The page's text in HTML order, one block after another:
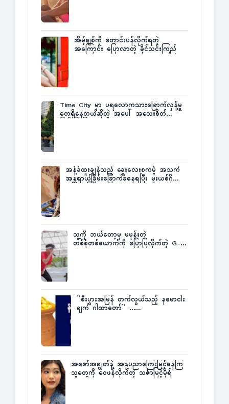
အိမ့်ချစ်ကို တောင်းပန်လိုက်ရတဲ့
အကြောင်း ပြောလာတဲ့ ခိုင်သင်းကြည်
Time City မှာ ပရလောကသားခြောက်လှန့်မှု
တွေရှိနေတယ်ဆိုတဲ့ အပေါ် အသေးစိတ်
အနံ့ခံထူးချွန်သည့် ခွေးလေးစကမ့် အသက်
အန္တရာယ်ခြိမ်းခြောက်ခံနေရပြီး မူးယစ်ဂိုဏ်း
သူ့ကို ဘယ်တော့မှ မမုန်းတဲ့
တစ်စုံတစ်ယောက်ကို ပြောပြလိုက်တဲ့ G-
”စီးပွားအမြန် တက်လွယ်သည့် နမောငါး
ချက် ဂါထာတော်” ……
အဖော်အချွတ်နဲ့ အနုပညာကြေးမြင့်နေကြ
သူတွေကို ဝေဖန်လိုက်တဲ့ သင်္ဇာမြင့်မိုရ်